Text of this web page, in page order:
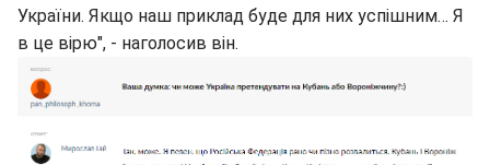
України. Якщо наш приклад буде для них успішним… Я
в це вірю", - наголосив він.